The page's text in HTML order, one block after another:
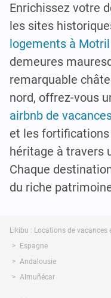
Enrichissez votre
les sites
logements à Motril
demeures
remarquable
nord, offrez-vous
airbnb de
et les
héritage à travers
Chaque
du riche
Likibu : Locations de vacances
Espagne
Andalousie
Almuñécar